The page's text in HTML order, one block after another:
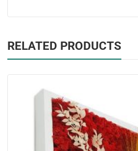
RELATED PRODUCTS